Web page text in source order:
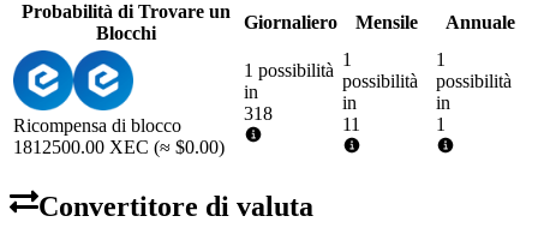
Probabilità di Trovare un
Blocchi
Giornaliero Mensile Annuale
Ricompensa di blocco
1812500.00 XEC (≈ $0.00)
1 possibilità
in
318
1
possibilità
in
11
1
possibilità
in
1
Convertitore di valuta